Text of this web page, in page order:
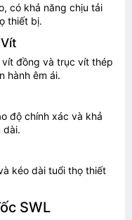
có khả năng chịu tải
thiết bị.
đồng và trục vít thép
hành êm ái.
độ chính xác và khả
dài.
kéo dài tuổi thọ thiết
SWL